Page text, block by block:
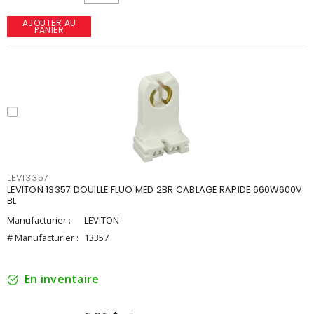
AJOUTER AU
PANIER
LEV13357
LEVITON 13357 DOUILLE FLUO MED 2BR CABLAGE RAPIDE 660W600V
BL
Manufacturier :
LEVITON
# Manufacturier : 13357
En inventaire